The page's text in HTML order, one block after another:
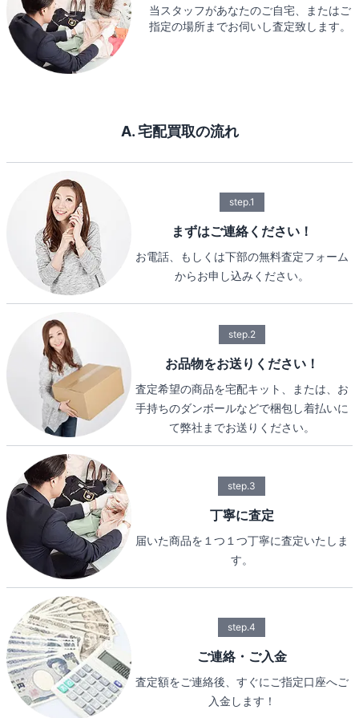
当スタッフがあなたのご自宅、またはご
指定の場所までお伺いし査定致します。
A. 宅配買取の流れ
step.1
まずはご連絡ください！
お電話、もしくは下部の無料査定フォーム
からお申し込みください。
step.2
お品物をお送りください！
査定希望の商品を宅配キット、または、お
手持ちのダンボールなどで梱包し着払いに
て弊社までお送りください。
step.3
丁寧に査定
届いた商品を１つ１つ丁寧に査定いたしま
す。
step.4
ご連絡・ご入金
査定額をご連絡後、すぐにご指定口座へご
入金します！